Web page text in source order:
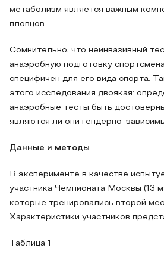
метаболизм является важным
пловцов.
Сомнительно, что неинвазивный
анаэробную подготовку
специфичен для его вида спорта.
этого исследования двоякая:
анаэробные тесты быть
являются ли они гендерно-
Данные и методы
В эксперименте в качестве
участника Чемпионата Москвы (13
которые тренировались второй
Характеристики участников
Таблица 1